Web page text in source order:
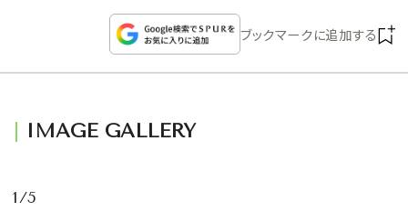
CELEBRITY
WEDDING
FORTUNE
ブックマークに追加する
IMAGE GALLERY
1/5